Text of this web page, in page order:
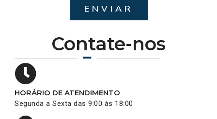
Contate-nos
HORÁRIO DE ATENDIMENTO
Segunda a Sexta das 9:00 às 18:00
ENVIAR